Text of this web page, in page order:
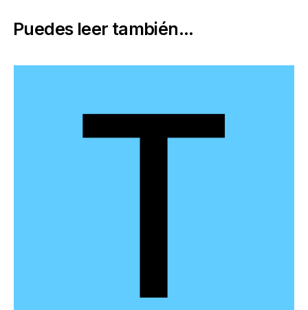
Puedes leer también...